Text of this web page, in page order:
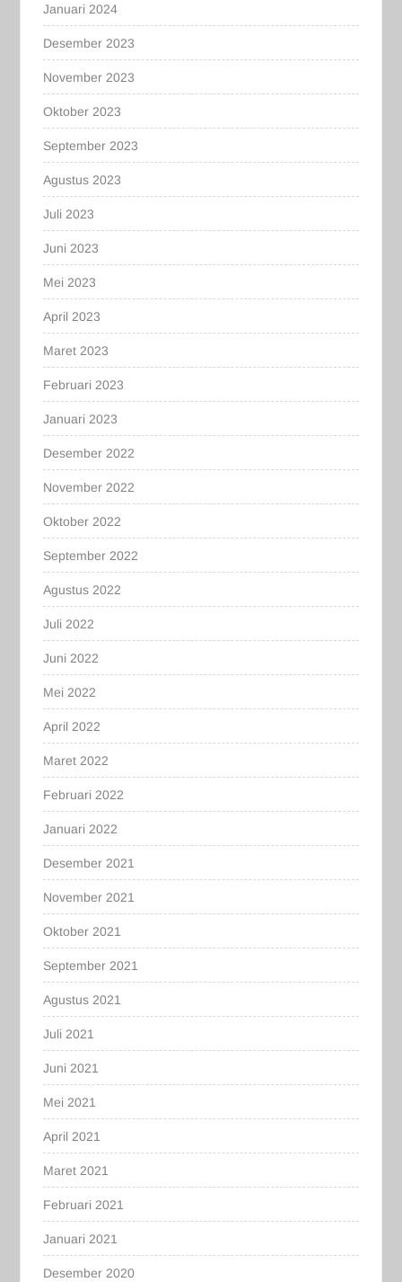
Januari 2024
Desember 2023
November 2023
Oktober 2023
September 2023
Agustus 2023
Juli 2023
Juni 2023
Mei 2023
April 2023
Maret 2023
Februari 2023
Januari 2023
Desember 2022
November 2022
Oktober 2022
September 2022
Agustus 2022
Juli 2022
Juni 2022
Mei 2022
April 2022
Maret 2022
Februari 2022
Januari 2022
Desember 2021
November 2021
Oktober 2021
September 2021
Agustus 2021
Juli 2021
Juni 2021
Mei 2021
April 2021
Maret 2021
Februari 2021
Januari 2021
Desember 2020